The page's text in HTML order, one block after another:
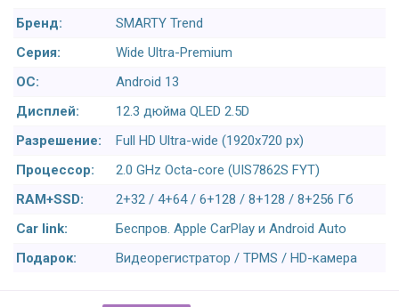
Бренд:
SMARTY Trend
Серия:
Wide Ultra-Premium
ОС:
Android 13
Дисплей:
12.3 дюйма QLED 2.5D
Разрешение:
Full HD Ultra-wide (1920x720 px)
Процессор:
2.0 GHz Octa-core (UIS7862S FYT)
RAM+SSD:
2+32 / 4+64 / 6+128 / 8+128 / 8+256 Гб
Car link:
Беспров. Apple CarPlay и Android Auto
Подарок:
Видеорегистратор / TPMS / HD-камера